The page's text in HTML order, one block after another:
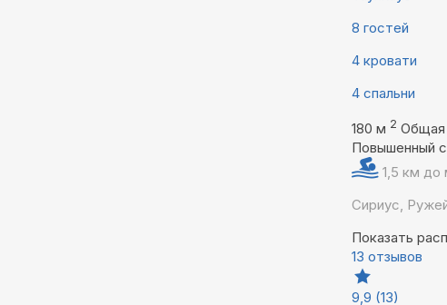
8 гостей
4 кровати
4 спальни
180 м 2 Общая
Повышенный
1,5 км до
Сириус,
Показать
13 отзывов
9,9 (13)